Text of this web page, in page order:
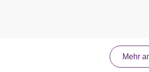
Mehr